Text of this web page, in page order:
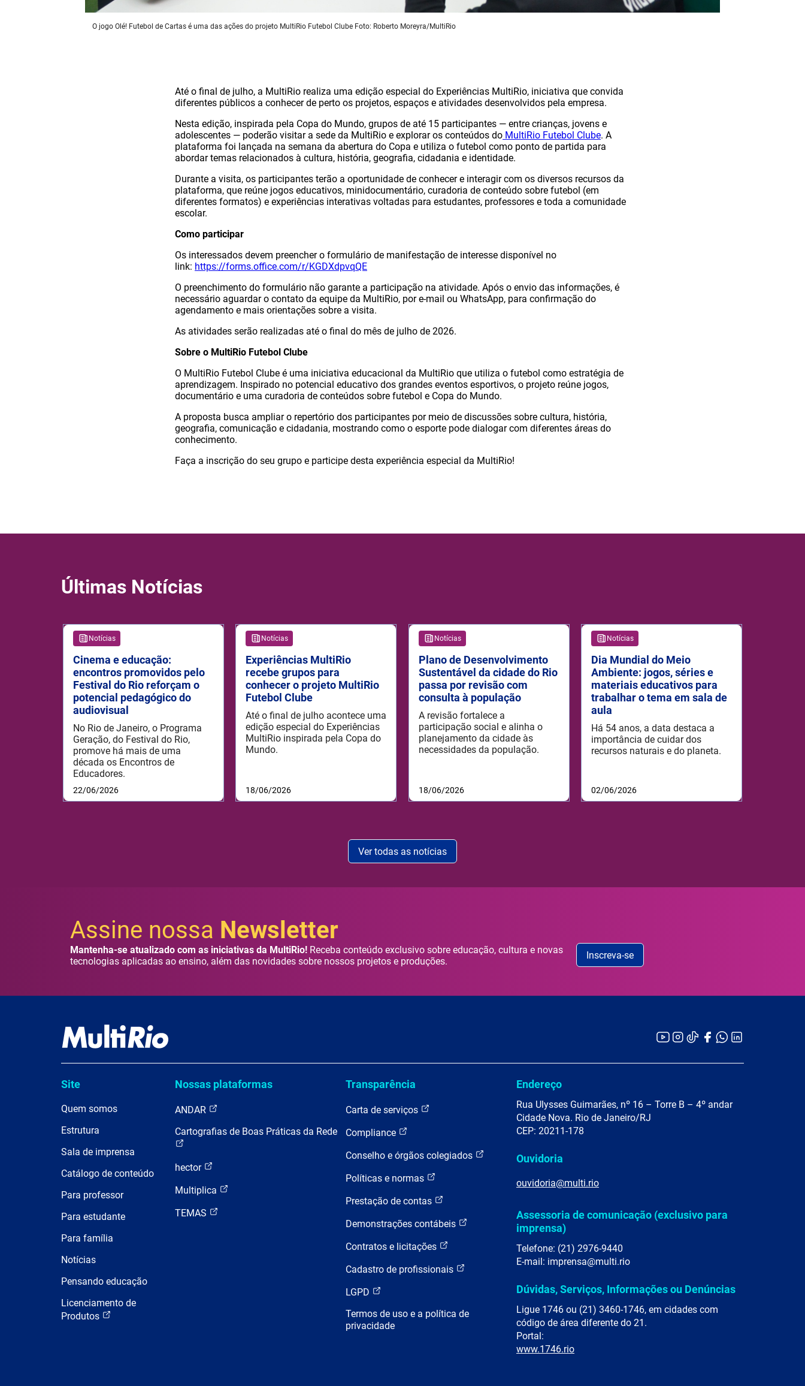
O jogo Olé! Futebol de Cartas é uma das ações do projeto MultiRio Futebol Clube Foto: Roberto Moreyra/MultiRio
Até o final de julho, a MultiRio realiza uma edição especial do Experiências MultiRio, iniciativa que convida
diferentes públicos a conhecer de perto os projetos, espaços e atividades desenvolvidos pela empresa.
Nesta edição, inspirada pela Copa do Mundo, grupos de até 15 participantes — entre crianças, jovens e
adolescentes — poderão visitar a sede da MultiRio e explorar os conteúdos do MultiRio Futebol Clube. A
plataforma foi lançada na semana da abertura do Copa e utiliza o futebol como ponto de partida para
abordar temas relacionados à cultura, história, geografia, cidadania e identidade.
Durante a visita, os participantes terão a oportunidade de conhecer e interagir com os diversos recursos da
plataforma, que reúne jogos educativos, minidocumentário, curadoria de conteúdo sobre futebol (em
diferentes formatos) e experiências interativas voltadas para estudantes, professores e toda a comunidade
escolar.
Como participar
Os interessados devem preencher o formulário de manifestação de interesse disponível no
link: https://forms.office.com/r/KGDXdpvqQE
O preenchimento do formulário não garante a participação na atividade. Após o envio das informações, é
necessário aguardar o contato da equipe da MultiRio, por e-mail ou WhatsApp, para confirmação do
agendamento e mais orientações sobre a visita.
As atividades serão realizadas até o final do mês de julho de 2026.
Sobre o MultiRio Futebol Clube
O MultiRio Futebol Clube é uma iniciativa educacional da MultiRio que utiliza o futebol como estratégia de
aprendizagem. Inspirado no potencial educativo dos grandes eventos esportivos, o projeto reúne jogos,
documentário e uma curadoria de conteúdos sobre futebol e Copa do Mundo.
A proposta busca ampliar o repertório dos participantes por meio de discussões sobre cultura, história,
geografia, comunicação e cidadania, mostrando como o esporte pode dialogar com diferentes áreas do
conhecimento.
Faça a inscrição do seu grupo e participe desta experiência especial da MultiRio!
Últimas Notícias
Notícias
Cinema e educação:
encontros promovidos pelo
Festival do Rio reforçam o
potencial pedagógico do
audiovisual
No Rio de Janeiro, o Programa
Geração, do Festival do Rio,
promove há mais de uma
década os Encontros de
Educadores.
22/06/2026
Notícias
Experiências MultiRio
recebe grupos para
conhecer o projeto MultiRio
Futebol Clube
Até o final de julho acontece uma
edição especial do Experiências
MultiRio inspirada pela Copa do
Mundo.
18/06/2026
Notícias
Plano de Desenvolvimento
Sustentável da cidade do Rio
passa por revisão com
consulta à população
A revisão fortalece a
participação social e alinha o
planejamento da cidade às
necessidades da população.
18/06/2026
Notícias
Dia Mundial do Meio
Ambiente: jogos, séries e
materiais educativos para
trabalhar o tema em sala de
aula
Há 54 anos, a data destaca a
importância de cuidar dos
recursos naturais e do planeta.
02/06/2026
Ver todas as notícias
Assine nossa Newsletter
Mantenha-se atualizado com as iniciativas da MultiRio! Receba conteúdo exclusivo sobre educação, cultura e novas
tecnologias aplicadas ao ensino, além das novidades sobre nossos projetos e produções.
Inscreva-se
Site
Quem somos
Estrutura
Sala de imprensa
Catálogo de conteúdo
Para professor
Para estudante
Para família
Notícias
Pensando educação
Licenciamento de
Produtos
Nossas plataformas
ANDAR
Cartografias de Boas Práticas da Rede
hector
Multiplica
TEMAS
Transparência
Carta de serviços
Compliance
Conselho e órgãos colegiados
Políticas e normas
Prestação de contas
Demonstrações contábeis
Contratos e licitações
Cadastro de profissionais
LGPD
Termos de uso e a política de
privacidade
Endereço
Rua Ulysses Guimarães, nº 16 – Torre B – 4º andar
Cidade Nova. Rio de Janeiro/RJ
CEP: 20211-178
Ouvidoria
ouvidoria@multi.rio
Assessoria de comunicação (exclusivo para
imprensa)
Telefone: (21) 2976-9440
E-mail: imprensa@multi.rio
Dúvidas, Serviços, Informações ou Denúncias
Ligue 1746 ou (21) 3460-1746, em cidades com
código de área diferente do 21.
Portal:
www.1746.rio